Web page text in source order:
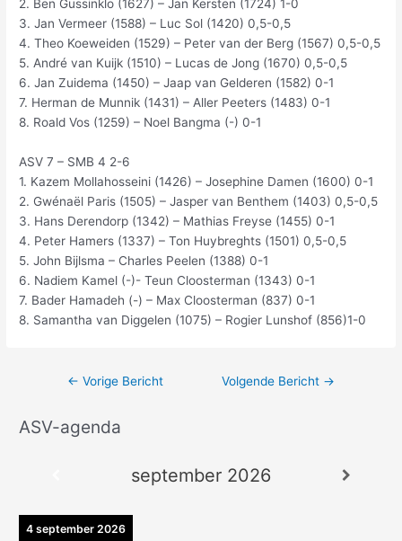
2. Ben Gussinklo (1627) – Jan Kersten (1724) 1-0
3. Jan Vermeer (1588) – Luc Sol (1420) 0,5-0,5
4. Theo Koeweiden (1529) – Peter van der Berg (1567) 0,5-0,5
5. André van Kuijk (1510) – Lucas de Jong (1670) 0,5-0,5
6. Jan Zuidema (1450) – Jaap van Gelderen (1582) 0-1
7. Herman de Munnik (1431) – Aller Peeters (1483) 0-1
8. Roald Vos (1259) – Noel Bangma (-) 0-1
ASV 7 – SMB 4 2-6
1. Kazem Mollahosseini (1426) – Josephine Damen (1600) 0-1
2. Gwénaël Paris (1505) – Jasper van Benthem (1403) 0,5-0,5
3. Hans Derendorp (1342) – Mathias Freyse (1455) 0-1
4. Peter Hamers (1337) – Ton Huybreghts (1501) 0,5-0,5
5. John Bijlsma – Charles Peelen (1388) 0-1
6. Nadiem Kamel (-)- Teun Cloosterman (1343) 0-1
7. Bader Hamadeh (-) – Max Cloosterman (837) 0-1
8. Samantha van Diggelen (1075) – Rogier Lunshof (856)1-0
← Vorige Bericht Volgende Bericht →
ASV-agenda
september 2026
4 september 2026
A